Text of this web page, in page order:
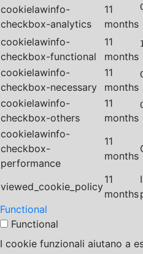
cookielawinfo-
checkbox-analytics
11
months
cookielawinfo-
checkbox-functional
11
months
cookielawinfo-
checkbox-necessary
11
months
cookielawinfo-
checkbox-others
11
months
cookielawinfo-
checkbox-
performance
11
months
viewed_cookie_policy
11
months
Functional
Functional
I cookie funzionali aiutano a